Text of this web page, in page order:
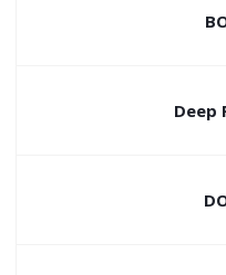
Deep